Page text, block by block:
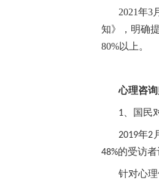
2021年3
知》，明确
80%以上。
心理咨
1 国民
2019年2
48%的受访
针对心